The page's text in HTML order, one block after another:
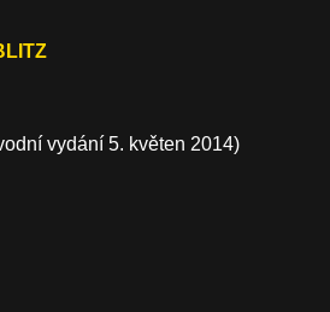
vydání 5. květen 2014)